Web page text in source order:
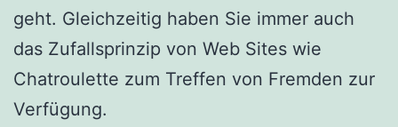
geht. Gleichzeitig haben Sie immer auch
das Zufallsprinzip von Web Sites wie
Chatroulette zum Treffen von Fremden zur
Verfügung.